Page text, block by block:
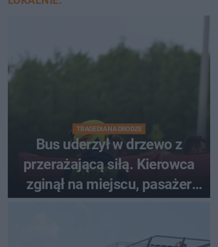
TRAGEDIA NA DRODZE
Bus uderzył w drzewo z
przerażającą siłą. Kierowca
zginął na miejscu, pasażer